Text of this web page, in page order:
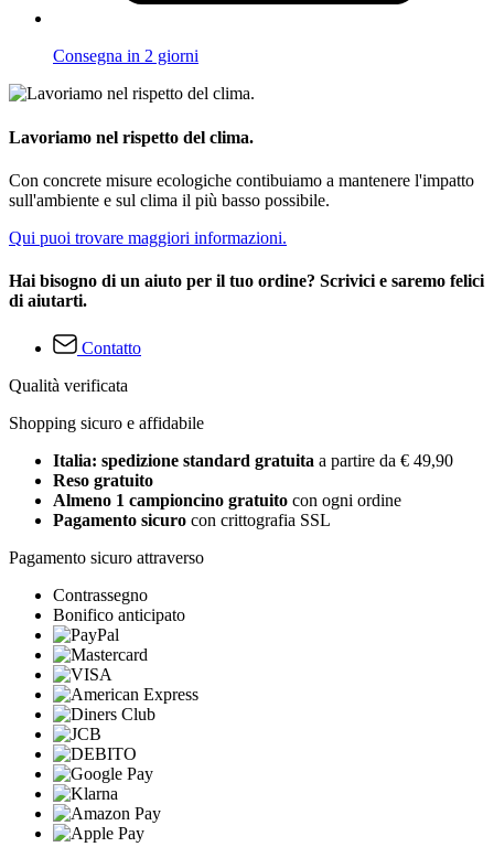
Consegna in 2 giorni
Lavoriamo nel rispetto del clima.
Con concrete misure ecologiche contibuiamo a mantenere l'impatto
sull'ambiente e sul clima il più basso possibile.
Qui puoi trovare maggiori informazioni.
Hai bisogno di un aiuto per il tuo ordine? Scrivici e saremo felici
di aiutarti.
Contatto
Qualità verificata
Shopping sicuro e affidabile
Italia: spedizione standard gratuita a partire da € 49,90
Reso gratuito
Almeno 1 campioncino gratuito con ogni ordine
Pagamento sicuro con crittografia SSL
Pagamento sicuro attraverso
Contrassegno
Bonifico anticipato